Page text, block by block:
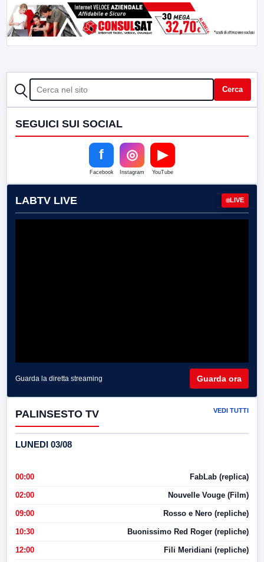
CERCA Cerca
SEGUICI SUI SOCIAL
f
Facebook
◎
Instagram
▶
YouTube
LABTV LIVE LIVE
Guarda la diretta streaming Guarda ora
PALINSESTO TV VEDI TUTTI
LUNEDI 03/08
00:00 FabLab (replica)
02:00 Nouvelle Vouge (Film)
09:00 Rosso e Nero (repliche)
10:30 Buonissimo Red Roger (repliche)
12:00 Fili Meridiani (repliche)